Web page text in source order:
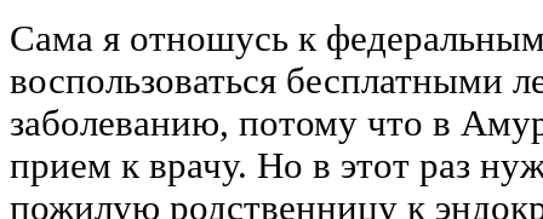
Сама я отношусь к
воспользоваться бесплатными
заболеванию, потому что в
прием к врачу. Но в этот раз
пожилую родственницу к